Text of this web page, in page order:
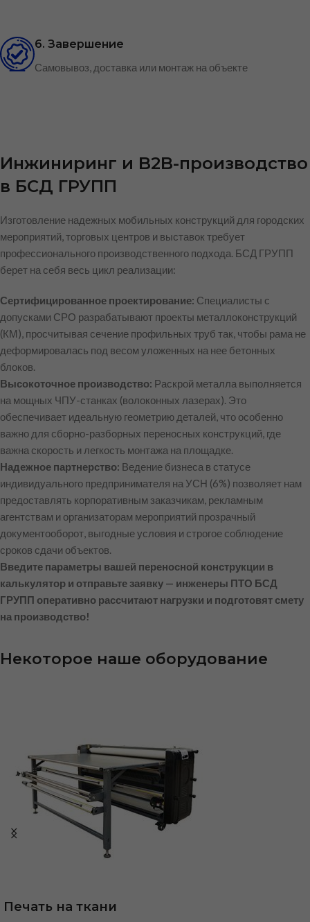
6. Завершение
Самовывоз, доставка или монтаж на объекте
Инжиниринг и B2B-производство
в БСД ГРУПП
Изготовление надежных мобильных конструкций для городских
мероприятий, торговых центров и выставок требует
профессионального производственного подхода. БСД ГРУПП
берет на себя весь цикл реализации:
Сертифицированное проектирование: Специалисты с
допусками СРО разрабатывают проекты металлоконструкций
(КМ), просчитывая сечение профильных труб так, чтобы рама не
деформировалась под весом уложенных на нее бетонных
блоков.
Высокоточное производство: Раскрой металла выполняется
на мощных ЧПУ-станках (волоконных лазерах). Это
обеспечивает идеальную геометрию деталей, что особенно
важно для сборно-разборных переносных конструкций, где
важна скорость и легкость монтажа на площадке.
Надежное партнерство: Ведение бизнеса в статусе
индивидуального предпринимателя на УСН (6%) позволяет нам
предоставлять корпоративным заказчикам, рекламным
агентствам и организаторам мероприятий прозрачный
документооборот, выгодные условия и строгое соблюдение
сроков сдачи объектов.
Введите параметры вашей переносной конструкции в
калькулятор и отправьте заявку — инженеры ПТО БСД
ГРУПП оперативно рассчитают нагрузки и подготовят смету
на производство!
Некоторое наше оборудование
Печать на ткани